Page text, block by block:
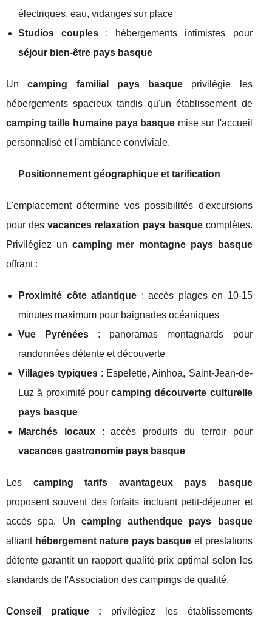
électriques, eau, vidanges sur place
Studios couples : hébergements intimistes pour
séjour bien-être pays basque
Uncamping familial pays basque privilégie les
hébergements spacieux tandis qu'un établissement de
camping taille humaine pays basque mise sur l'accueil
personnalisé et l'ambiance conviviale.
Positionnement géographique et tarification
L'emplacement détermine vos possibilités d'excursions
pour des vacances relaxation pays basquecomplètes.
Privilégiez un camping mer montagne pays basque
offrant :
Proximité côte atlantique : accès plages en 10-15
minutes maximum pour baignades océaniques
Vue Pyrénées : panoramas montagnards pour
randonnées détente et découverte
Villages typiques : Espelette, Ainhoa, Saint-Jean-de-
Luz à proximité pourcamping découverte culturelle
pays basque
Marchés locaux: accès produits du terroir pour
vacances gastronomie pays basque
Les camping tarifs avantageux pays basque
proposent souvent des forfaits incluant petit-déjeuner et
accès spa. Un camping authentique pays basque
alliant hébergement nature pays basque et prestations
détente garantit un rapport qualité-prix optimal selon les
standards de l'Association des campings de qualité.
Conseil pratique : privilégiez les établissements